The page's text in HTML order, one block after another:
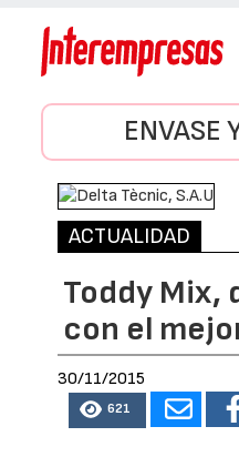
ENVASE
ACTUALIDAD
Toddy Mix,
con el
30/11/2015
621